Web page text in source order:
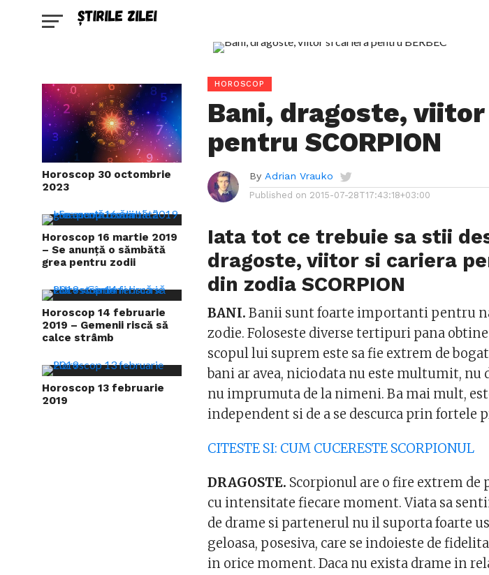
Horoscop 30 octombrie
2023
Horoscop 16 martie 2019
– Se anunță o sămbătă
grea pentru zodii
Horoscop 14 februarie
2019 – Gemenii riscă să
calce strâmb
Horoscop 13 februarie
2019
HOROSCOP
Bani, dragoste,
pentru SCORPION
By Adrian Vrauko
Published on 2015-07-28T17:43:18+03:00
Iata tot ce trebuie sa stii
dragoste, viitor si cariera
din zodia SCORPION
BANI. Banii sunt foarte importanti pentru
zodie. Foloseste diverse tertipuri pana obtine
scopul lui suprem este sa fie extrem de
bani ar avea, niciodata nu este multumit, nu
nu imprumuta de la nimeni. Ba mai mult,
independent si de a se descurca prin fortele
CITESTE SI: CUM CUCERESTE SCORPIONUL
DRAGOSTE. Scorpionul are o fire extrem de
cu intensitate fiecare moment. Viata sa
de drame si partenerul nu il suporta foarte
geloasa, posesiva, care se indoieste de
in orice moment. Daca nu exista drame in